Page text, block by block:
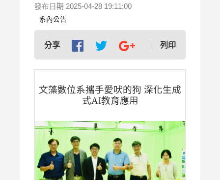
發布日期 2025-04-28 19:11:00
系內公告
分享 列印
文藻數位系攜手愛吠的狗 深化生成
式AI教育應用